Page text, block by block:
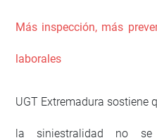
Más inspección, más
laborales
UGT Extremadura sostiene
la siniestralidad no se